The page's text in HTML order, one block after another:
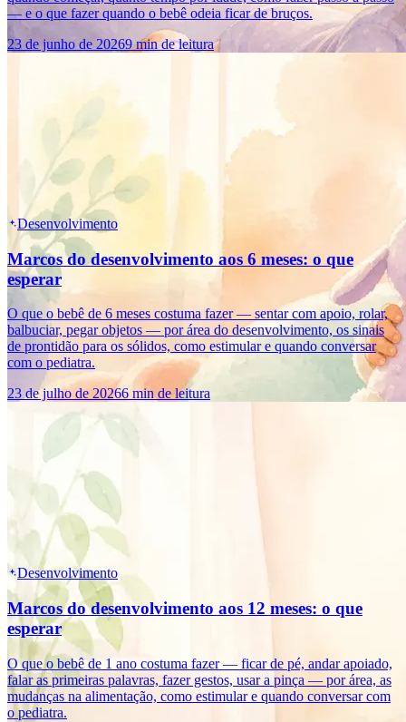
— e o que fazer quando o bebê odeia ficar de bruços.
23 de junho de 20269 min de leitura
Desenvolvimento
Marcos do desenvolvimento aos 6 meses: o que
esperar
O que o bebê de 6 meses costuma fazer — sentar com apoio, rolar,
balbuciar, pegar objetos — por área do desenvolvimento, os sinais
de prontidão para os sólidos, como estimular e quando conversar
com o pediatra.
23 de julho de 20266 min de leitura
Desenvolvimento
Marcos do desenvolvimento aos 12 meses: o que
esperar
O que o bebê de 1 ano costuma fazer — ficar de pé, andar apoiado,
falar as primeiras palavras, fazer gestos, usar a pinça — por área, as
mudanças na alimentação, como estimular e quando conversar com
o pediatra.